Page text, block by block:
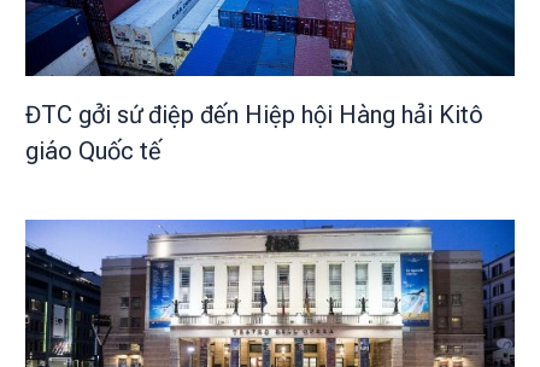
ĐTC gởi sứ điệp đến Hiệp hội Hàng hải Kitô
giáo Quốc tế